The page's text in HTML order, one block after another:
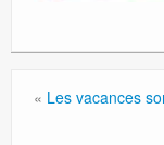
« Les vacances